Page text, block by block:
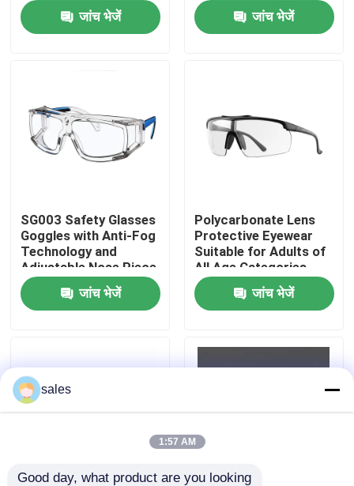
घर
हमारे बारे में
संपर्क करें
समाचार
एक उद्धरण का अनुरोध करें
सुरक्षा चश्मा काले चश्मे
जांच भेजें
जांच भेजें
SG003 Safety Glasses
Goggles with Anti-Fog
Technology and
Adjustable Nose Piece
जांच भेजें
Polycarbonate Lens
Protective Eyewear
Suitable for Adults of
All Age Categories
जांच भेजें
sales
1:57 AM
Good day, what product are you looking